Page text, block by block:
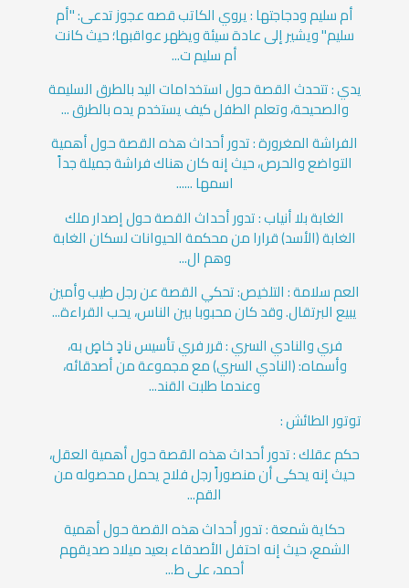
أم سليم ودجاجتها : يروي الكاتب قصه عجوز تدعى: "أم
سليم" ويشير إلى عادة سيئة ويظهر عواقبها؛ حيث كانت
أم سليم ت...
يدي : تتحدث القصة حول استخدامات اليد بالطرق السليمة
والصحيحة، وتعلم الطفل كيف يستخدم يده بالطرق ...
الفراشة المغرورة : تدور أحداث هذه القصة حول أهمية
التواضع والحرص، حيث إنه كان هناك فراشة جميلة جداً
اسمها ......
الغابة بلا أنياب : تدور أحداث القصة حول إصدار ملك
الغابة (الأسد) قرارا من محكمة الحيوانات لسكان الغابة
وهم ال...
العم سلامة : التلخيص: تحكي القصة عن رجل طيب وأمين
يبيع البرتقال. وقد كان محبوبا بين الناس، يحب القراءة...
فري والنادي السري : قرر فري تأسيس نادٍ خاصٍ به،
وأسماه: (النادي السري) مع مجموعة من أصدقائه،
وعندما طلبت القند...
توتور الطائش :
حكم عقلك : تدور أحداث هذه القصة حول أهمية العقل،
حيث إنه يحكى أن منصوراً رجل فلاح يحمل محصوله من
القم...
حكاية شمعة : تدور أحداث هذه القصة حول أهمية
الشمع، حيث إنه احتفل الأصدقاء بعيد ميلاد صديقهم
أحمد، على ط...